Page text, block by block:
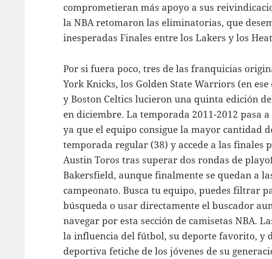
comprometieran más apoyo a sus
la NBA retomaron las eliminatorias, que
inesperadas Finales entre los Lakers y los
Por si fuera poco, tres de las franquicias
York Knicks, los Golden State Warriors (en
y Boston Celtics lucieron una quinta edición
en diciembre. La temporada 2011-2012 pasa
ya que el equipo consigue la mayor cantidad
temporada regular (38) y accede a las finales
Austin Toros tras superar dos rondas de
Bakersfield, aunque finalmente se quedan a
campeonato. Busca tu equipo, puedes filtrar
búsqueda o usar directamente el buscador
navegar por esta sección de camisetas NBA.
la influencia del fútbol, su deporte favorito, y
deportiva fetiche de los jóvenes de su